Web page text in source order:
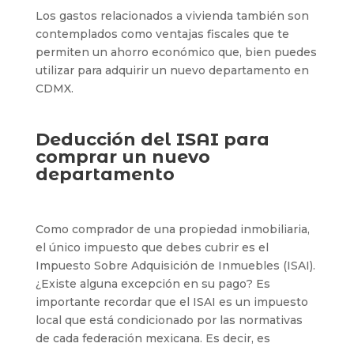
Los gastos relacionados a vivienda también son
contemplados como ventajas fiscales que te
permiten un ahorro económico que, bien puedes
utilizar para adquirir un nuevo departamento en
CDMX.
Deducción del ISAI para
comprar un nuevo
departamento
Como comprador de una propiedad inmobiliaria,
el único impuesto que debes cubrir es el
Impuesto Sobre Adquisición de Inmuebles (ISAI).
¿Existe alguna excepción en su pago? Es
importante recordar que el ISAI es un impuesto
local que está condicionado por las normativas
de cada federación mexicana. Es decir, es